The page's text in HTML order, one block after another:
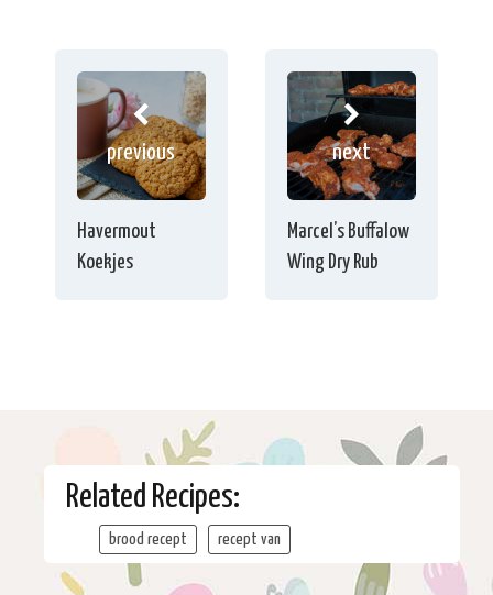
previous
Havermout
Koekjes
next
Marcel’s Buffalow
Wing Dry Rub
Related Recipes:
brood recept recept van